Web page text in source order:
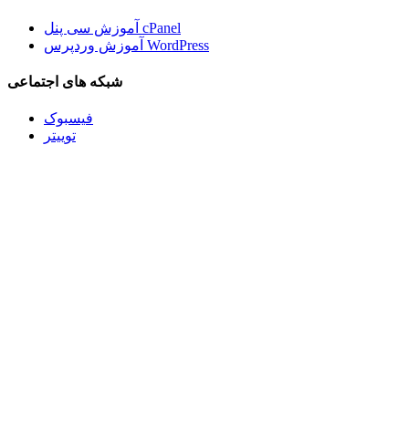
آموزش سی پنل cPanel
آموزش وردپرس WordPress
شبکه های اجتماعی
فیسبوک
توییتر